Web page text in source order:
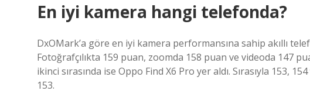
En iyi kamera hangi telefonda?
DxOMark’a göre en iyi kamera performansına sahip akıllı
Fotoğrafçılıkta 159 puan, zoomda 158 puan ve videoda 147
ikinci sırasında ise Oppo Find X6 Pro yer aldı. Sırasıyla 153,
153.